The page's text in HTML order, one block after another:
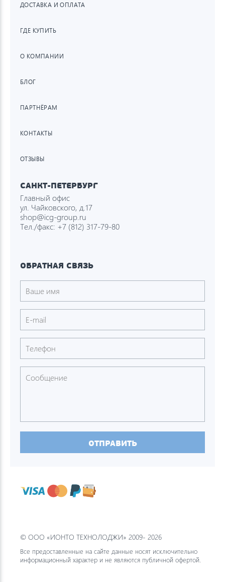
ДОСТАВКА И ОПЛАТА
ГДЕ КУПИТЬ
О КОМПАНИИ
БЛОГ
ПАРТНЁРАМ
КОНТАКТЫ
ОТЗЫВЫ
САНКТ-ПЕТЕРБУРГ
Главный офис
ул. Чайковского, д.17
shop@icg-group.ru
Тел./факс: +7 (812) 317-79-80
ОБРАТНАЯ СВЯЗЬ
ОТПРАВИТЬ
© ООО «ИОНТО ТЕХНОЛОДЖИ» 2009- 2026
Все предоставленные на сайте данные носят исключительно
информационный характер и не являются публичной офертой.